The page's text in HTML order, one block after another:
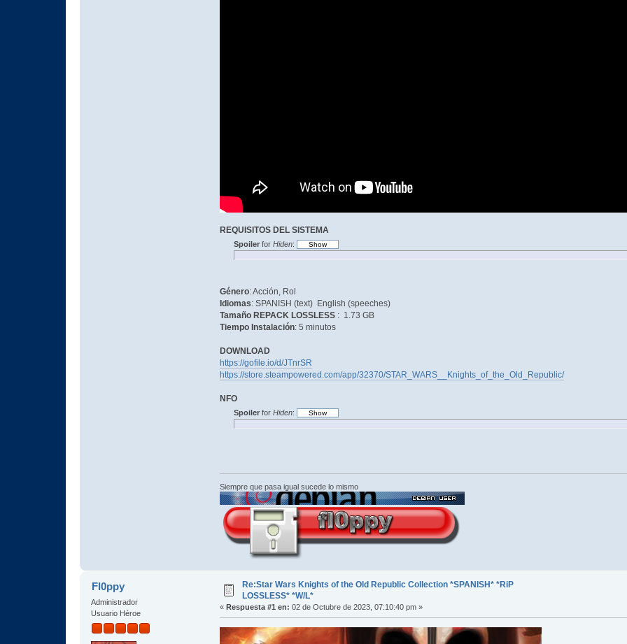
REQUISITOS DEL SISTEMA
Spoilerfor Hiden:
Género: Acción, Rol
Idiomas: SPANISH (text) English (speeches)
Tamaño REPACK LOSSLESS : 1.73 GB
Tiempo Instalación: 5 minutos
DOWNLOAD
https://gofile.io/d/JTnrSR
https://store.steampowered.com/app/32370/STAR_WARS__Knights_of_the_Old_Republic/
NFO
Spoilerfor Hiden:
Siempre que pasa igual sucede lo mismo
Fl0ppy
Administrador
Usuario Héroe
Re:Star Wars Knights of the Old Republic Collection *SPANISH* *RiP
LOSSLESS* *W/L*
« Respuesta #1 en: 02 de Octubre de 2023, 07:10:40 pm »